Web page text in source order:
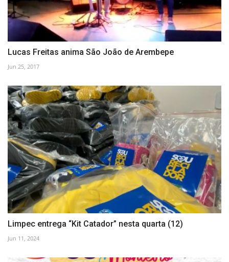
Lucas Freitas anima São João de Arembepe
Jun 25, 2017
Limpec entrega “Kit Catador” nesta quarta (12)
Jun 11, 2024